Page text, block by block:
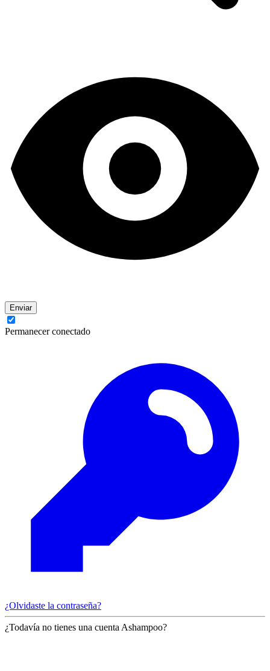
Enviar
Permanecer conectado
¿Olvidaste la contraseña?
¿Todavía no tienes una cuenta Ashampoo?